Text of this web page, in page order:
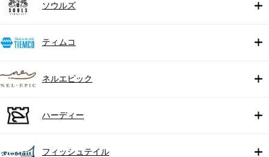
ソウルズ
ティムコ
ネルエピック
ハーディー
フィッシュテイル